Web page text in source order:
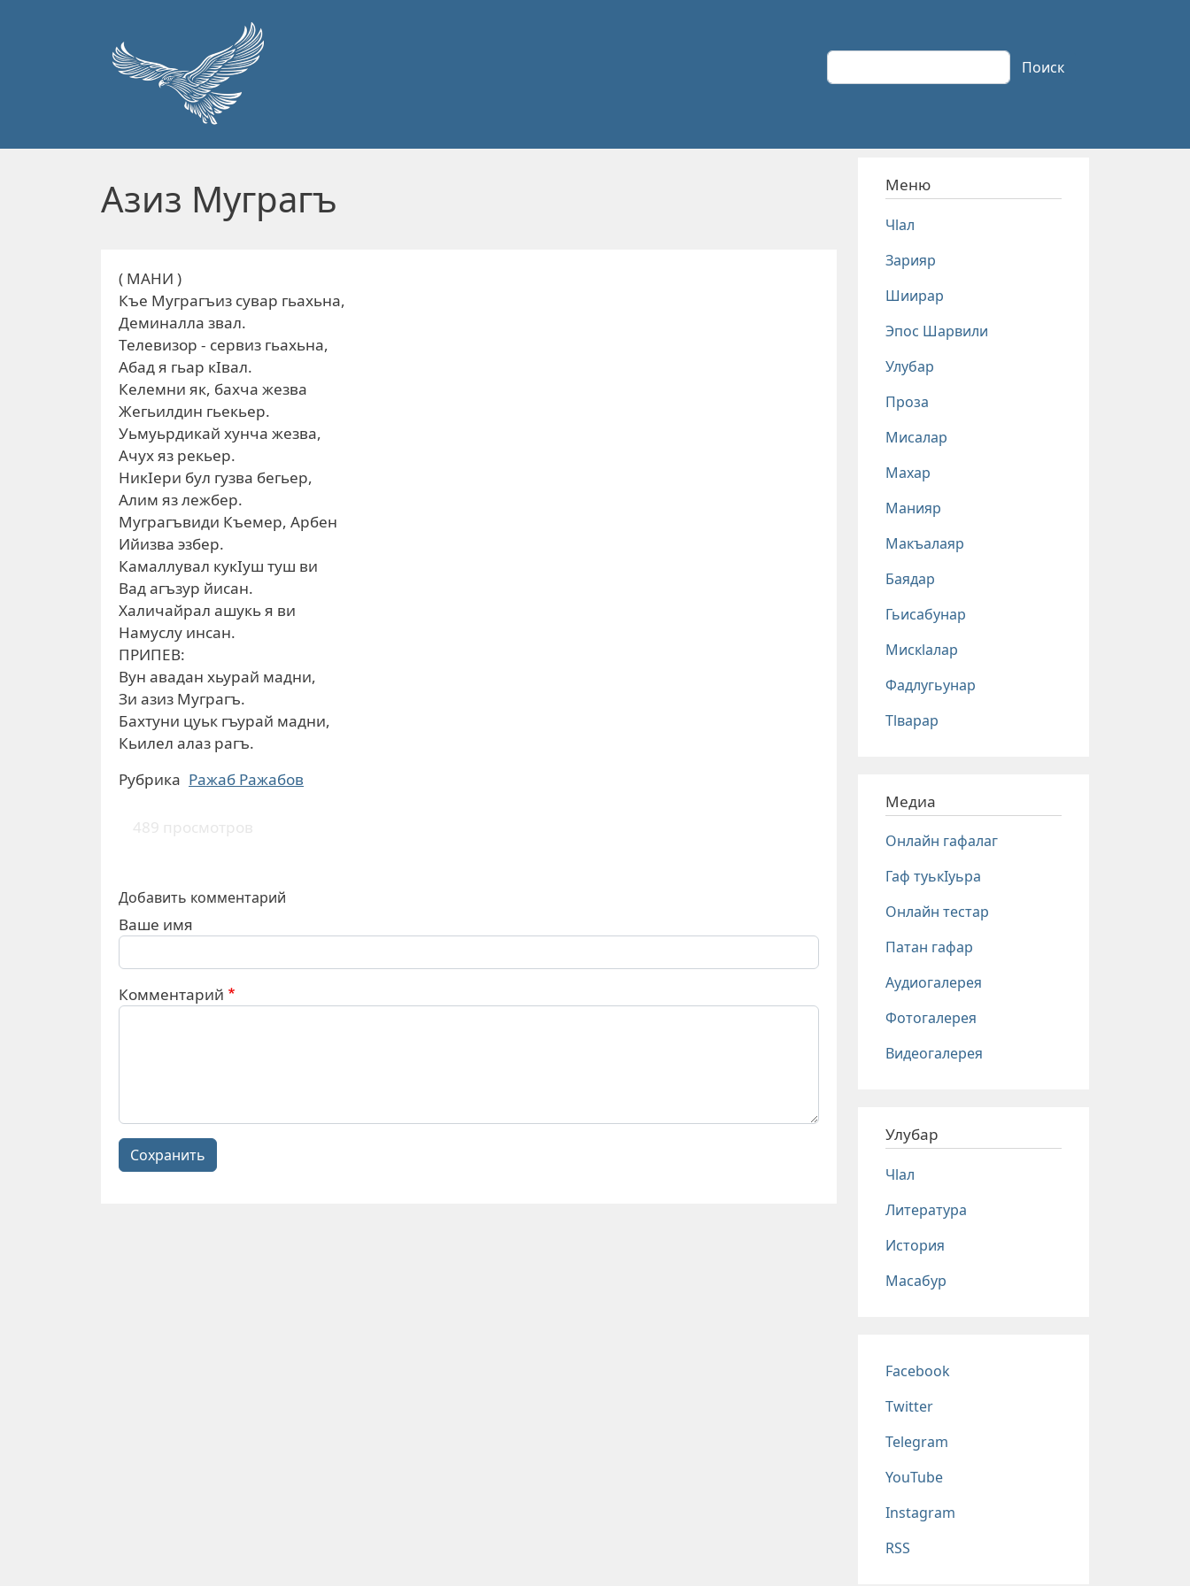
Поиск Поиск
Азиз Муграгъ
( МАНИ )
Къе Муграгъиз сувар гьахьна,
Деминалла звал.
Телевизор - сервиз гьахьна,
Абад я гьар кIвал.
Келемни як, бахча жезва
Жегьилдин гьекьер.
Уьмуьрдикай хунча жезва,
Ачух яз рекьер.
НикIери бул гузва бегьер,
Алим яз лежбер.
Муграгъвиди Къемер, Арбен
Ийизва эзбер.
Камаллувал кукIуш туш ви
Вад агъзур йисан.
Халичайрал ашукь я ви
Намуслу инсан.
ПРИПЕВ:
Вун авадан хьурай мадни,
Зи азиз Муграгъ.
Бахтуни цуьк гъурай мадни,
Кьилел алаз рагъ.
Рубрика Ражаб Ражабов
489 просмотров
Добавить комментарий
Ваше имя
Комментарий
Сохранить
Меню
Чlал
Зарияр
Шиирар
Эпос Шарвили
Улубар
Проза
Мисалар
Махар
Манияр
Макъалаяр
Баядар
Гьисабунар
Мискlалар
Фадлугьунар
Тlварар
Медиа
Онлайн гафалаг
Гаф туькIуьра
Онлайн тестар
Патан гафар
Аудиогалерея
Фотогалерея
Видеогалерея
Улубар
Чlал
Литература
История
Масабур
Соц сети
Facebook
Twitter
Telegram
YouTube
Instagram
RSS